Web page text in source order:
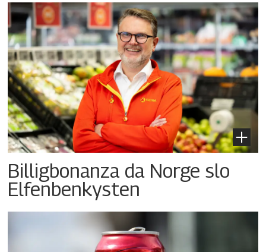
Billigbonanza da Norge slo
Elfenbenkysten